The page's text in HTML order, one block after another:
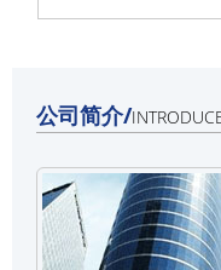
公司简介/